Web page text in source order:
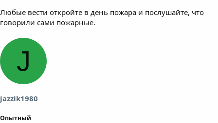
Любые вести откройте в день пожара и послушайте, что
говорили сами пожарные.
J
jazzik1980
Опытный